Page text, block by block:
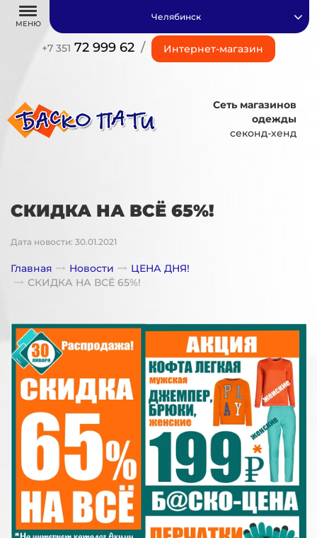
МЕНЮ
+7 351 72 999 62 / Интернет-магазин
Челябинск
Сеть магазинов
одежды
секонд-хенд
СКИДКА НА ВСЁ 65%!
Дата новости: 30.01.2021
Главная Новости
ЦЕНА ДНЯ!
СКИДКА НА ВСЁ 65%!